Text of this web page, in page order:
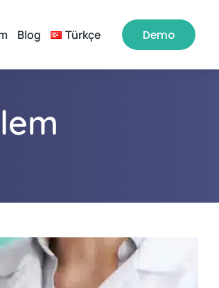
Blog Türkçe Demo